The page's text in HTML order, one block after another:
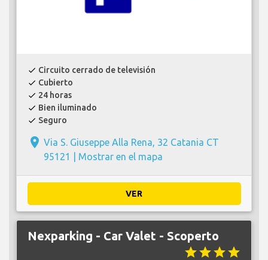
check Circuito cerrado de televisión
check Cubierto
check 24 horas
check Bien iluminado
check Seguro
place Via S. Giuseppe Alla Rena, 32 Catania CT
95121 | Mostrar en el mapa
VER
Nexparking - Car Valet - Scoperto
starstarstarstar